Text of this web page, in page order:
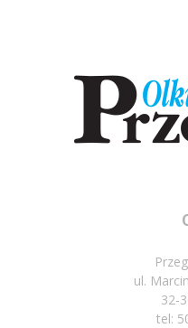
ul.
32-
tel: